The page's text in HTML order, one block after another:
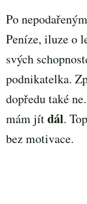
Po
Peníze, iluze o
svých
podnikatelka.
dopředu také
mám jítdál.
bez motivace.